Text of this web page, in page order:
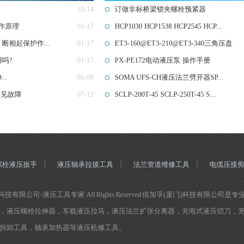
10-14
原理 01-17
相起保护作... 01-17
? 01-17
06-08
故障 07-12
订做非标桥梁锁夹螺栓预紧器
HCP1030 HCP1538 HCP2545 HCP...
ET3-160@ET3-210@ET3-340三角压盘
PX-PE172电动液压泵 操作手册
SOMA UFS-CH液压法兰劈开器SP...
SCLP-200T-45 SCLP-250T-45 S...
栓液压扳手 液压轴承拉拔工具 法兰管道维修工具 电缆压接
技有限公司-液压工具专家 All Rights Reserved 倍加孚(厦门)科技有限公司是
液压螺栓拉伸器，车载液压拉马，液压法兰扩张分离器，充电式液压切刀
卸工具，轴承加热器等液压机修工具。